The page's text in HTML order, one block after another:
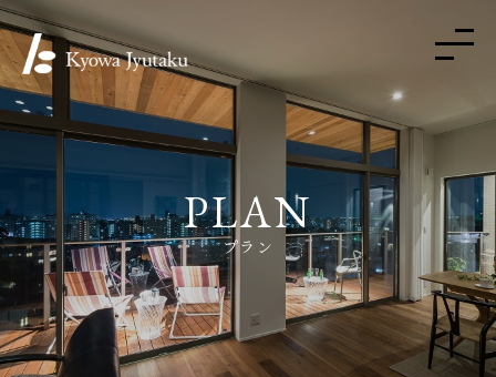
PLAN
プラン